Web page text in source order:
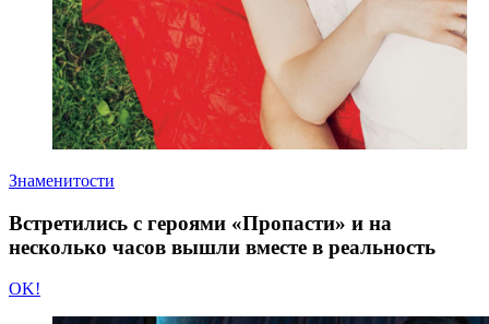
Знаменитости
Встретились с героями «Пропасти» и на
несколько часов вышли вместе в реальность
OK!